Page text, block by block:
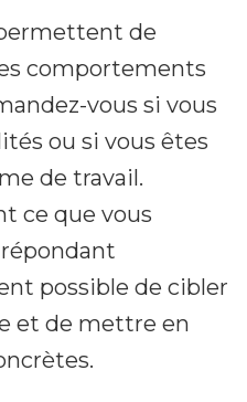
de
comportements
vous si vous
ou si vous êtes
de travail.
ce que vous
possible de cibler
et de mettre en